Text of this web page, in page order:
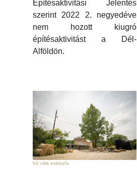
Építésaktivitási Jelentés
szerint 2022 2. negyedéve
nem hozott kiugró
építésaktivitást a Dél-
Alföldön.
hír cikk exkluzív